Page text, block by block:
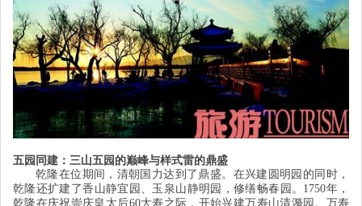
五园同建：三山五园的巅峰与样式雷的鼎盛
乾隆在位期间，清朝国力达到了鼎盛。在兴建圆明园的同时，
乾隆还扩建了香山静宜园、玉泉山静明园，修缮畅春园。 1750年，
乾隆在庆祝崇庆皇太后60大寿之际，开始兴建万寿山清漪园。万寿